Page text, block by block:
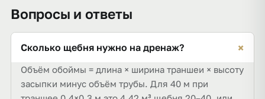
Вопросы и ответы
Сколько щебня нужно на дренаж? +
Объём обоймы = длина × ширина траншеи × высоту
засыпки минус объём трубы. Для 40 м при